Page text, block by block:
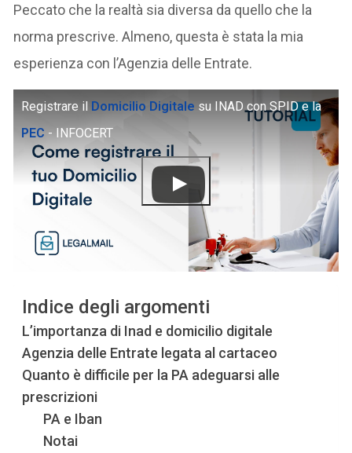
Peccato che la realtà sia diversa da quello che la
norma prescrive. Almeno, questa è stata la mia
esperienza con l’Agenzia delle Entrate.
Registrare il Domicilio Digitale su INAD con SPID e la
PEC - INFOCERT
Indice degli argomenti
L’importanza di Inad e domicilio digitale
Agenzia delle Entrate legata al cartaceo
Quanto è difficile per la PA adeguarsi alle
prescrizioni
PA e Iban
Notai